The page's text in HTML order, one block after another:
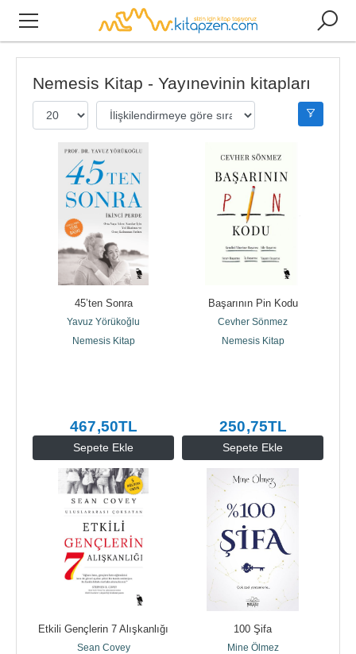
Nemesis Kitap - Yayınevinin kitapları
Sepete Ekle
45’ten Sonra
Yavuz Yörükoğlu
Nemesis Kitap
467,50TL
Sepete Ekle
Başarının Pin Kodu
Cevher Sönmez
Nemesis Kitap
250,75TL
Etkili Gençlerin 7 Alışkanlığı
Sean Covey
100 Şifa
Mine Ölmez